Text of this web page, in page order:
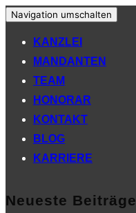
Navigation umschalten
KANZLEI
MANDANTEN
TEAM
HONORAR
KONTAKT
BLOG
KARRIERE
Neueste Beiträge